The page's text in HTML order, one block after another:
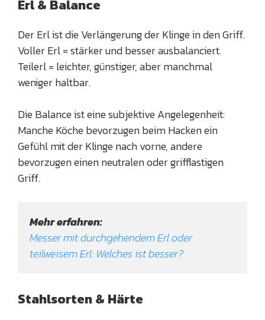
Erl & Balance
Der Erl ist die Verlängerung der Klinge in den Griff.
Voller Erl = stärker und besser ausbalanciert.
Teilerl = leichter, günstiger, aber manchmal
weniger haltbar.
Die Balance ist eine subjektive Angelegenheit:
Manche Köche bevorzugen beim Hacken ein
Gefühl mit der Klinge nach vorne, andere
bevorzugen einen neutralen oder grifflastigen
Griff.
Mehr erfahren:
Messer mit durchgehendem Erl oder
teilweisem Erl: Welches ist besser?
Stahlsorten & Härte